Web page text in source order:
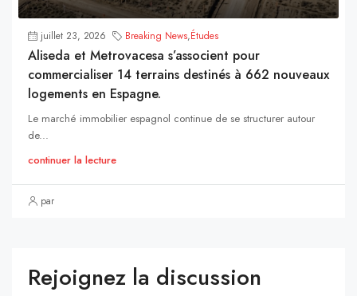
juillet 23, 2026 Breaking News,Études
Aliseda et Metrovacesa s’associent pour
commercialiser 14 terrains destinés à 662 nouveaux
logements en Espagne.
Le marché immobilier espagnol continue de se structurer autour
de...
continuer la lecture
par
Rejoignez la discussion